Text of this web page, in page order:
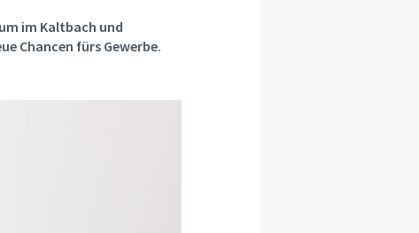
im Kaltbach und
Chancen fürs Gewerbe.